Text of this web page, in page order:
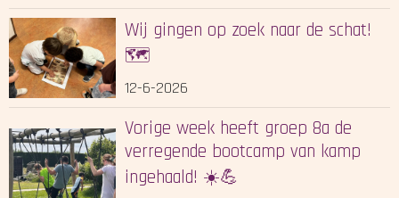
Wij gingen op zoek naar de schat!
🗺️
12-6-2026
Vorige week heeft groep 8a de
verregende bootcamp van kamp
ingehaald! ☀️💪